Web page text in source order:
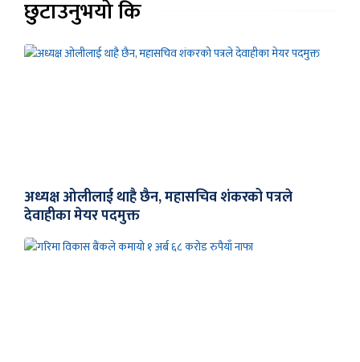
छुटाउनुभयो कि
अध्यक्ष ओलीलाई थाहै छैन, महासचिव शंकरको पत्रले
देवाहीका मेयर पदमुक्त